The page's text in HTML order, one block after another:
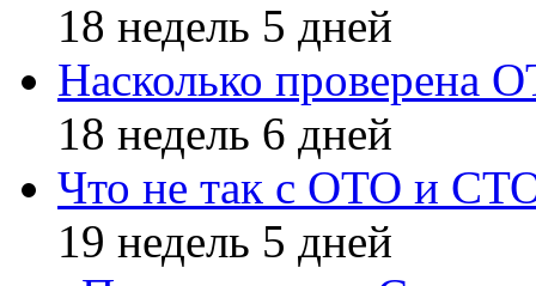
18 недель 5 дней
Насколько проверена
18 недель 6 дней
Что не так с ОТО и
19 недель 5 дней